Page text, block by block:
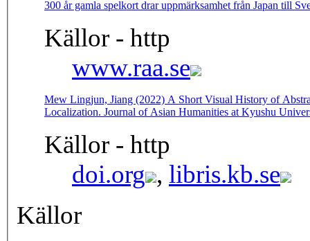
300 år gamla spelkort drar uppmärksamhet från Japan till
Källor - http
www.raa.se
Mew Lingjun, Jiang (2022) A Short Visual History of
Localization. Journal of Asian Humanities at Kyushu
Källor - http
doi.org , libris.kb.se
Källor